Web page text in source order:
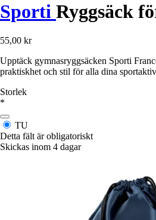
Sporti Ryggsäck
55,00 kr
Upptäck gymnasryggsäcken Sporti
praktiskhet och stil för alla dina
Storlek
*
TU
Detta fält är obligatoriskt
Skickas inom 4 dagar